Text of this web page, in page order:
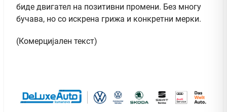
биде двигател на позитивни промени. Без многу
бучава, но со искрена грижа и конкретни мерки.
(Комерцијален текст)